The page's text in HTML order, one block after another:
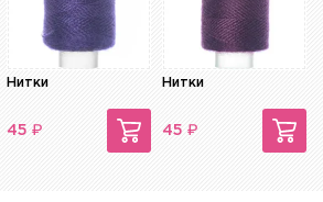
Нитки
45 ₽
Нитки
45 ₽